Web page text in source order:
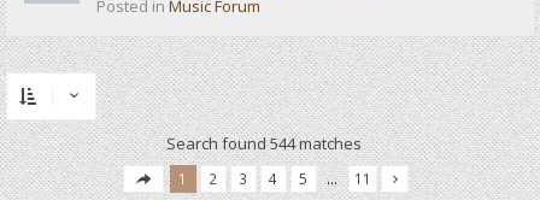
Posted in Music Forum
Search found 544 matches
1 2 3 4 5 … 11